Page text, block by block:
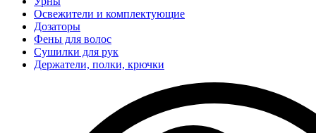
Освежители и комплектующие
Дозаторы
Фены для волос
Сушилки для рук
Держатели, полки, крючки